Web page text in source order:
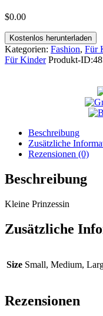
$0.00
Kostenlos herunterladen
Kategorien: Fashion, Für
Für Kinder Produkt-ID:
Beschreibung
Zusätzliche
Rezensionen (0)
Beschreibung
Kleine Prinzessin
Zusätzliche
Size Small, Medium,
Rezensionen